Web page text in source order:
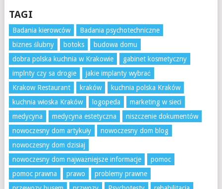
TAGI
Badania kierowców
Badania psychotechniczne
biznes ślubny
botoks
budowa domu
dobra polska kuchnia w Krakowie
gabinet kosmetyczny
implnty czy sa drogie
jakie implanty wybrać
Krakow Restaurant
kraków
kuchnia polska Kraków
kuchnia włoska Kraków
logopeda
marketing w sieci
medycyna
medycyna estetyczna
niszczenie dokumentów
nowoczesny dom artykuły
nowoczesny dom blog
nowoczesny dom dzisiaj
nowoczesny dom najważniejsze informacje
pomoc
pomoc prawna
prawo
problemy prawne